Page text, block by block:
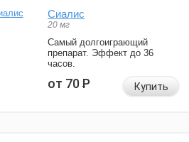
Сиалис
20 мг
Самый долгоиграющий
препарат. Эффект до 36
часов.
от 70Р Купить